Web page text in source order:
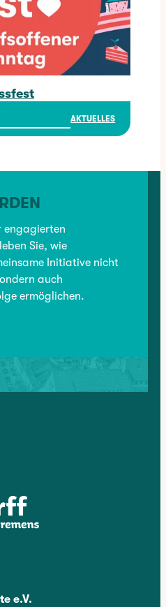
Findorffer Genussfest
AKTUELLES
engagierten
Sie, wie
Initiative nicht
auch
ermöglichen.
e.V.